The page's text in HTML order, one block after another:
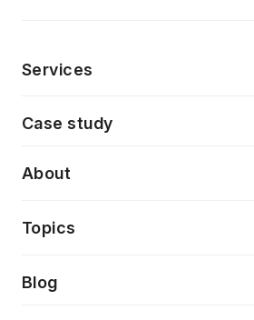
Services
AI駆動開発支援
モダナイゼーション
デジタルプロダクトデザイン
デザインシステム構築支援
Case study
About
当社が目指しているもの
Topics
Press release
Blog